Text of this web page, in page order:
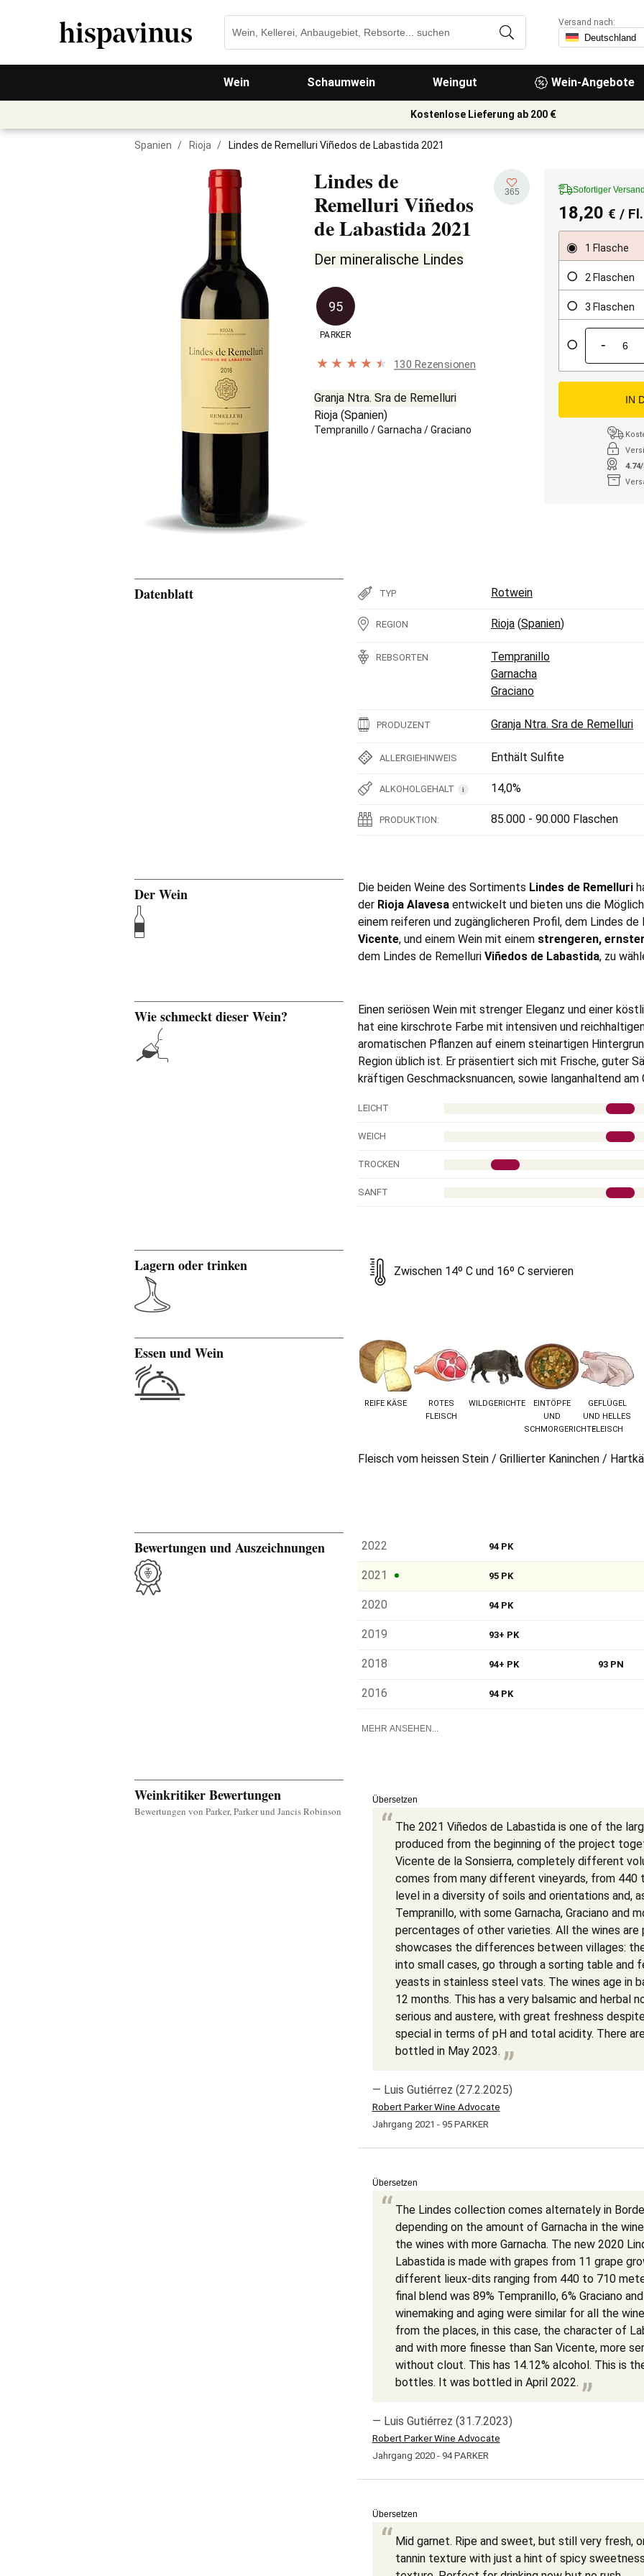
Wein Schaumwein Weingut Wein-Angebote
Versand nach:
Kostenlose Lieferung ab 200 €
Spanien / Rioja / Lindes de Remelluri Viñedos de Labastida 2021
Lindes de
Remelluri Viñedos
de Labastida2021
365
Der mineralische Lindes
95
PARKER
130 Rezensionen
Granja Ntra. Sra de Remelluri
Rioja (Spanien)
Tempranillo /Garnacha /Graciano
Sofortiger
18,20 € /
1 Flasche
2 Flaschen
3 Flaschen
-
IN
Datenblatt TYP Rotwein
REGION Rioja (Spanien)
REBSORTEN
Tempranillo
Garnacha
Graciano
PRODUZENT Granja Ntra. Sra de Remelluri
ALLERGIEHINWEIS Enthält Sulfite
ALKOHOLGEHALT i 14,0%
PRODUKTION: 85.000 - 90.000 Flaschen
Der Wein Die beiden Weine des Sortiments Lindes de Remelluri
der Rioja Alavesa entwickelt und bieten uns die
einem reiferen und zugänglicheren Profil, dem Lindes de
Vicente, und einem Wein mit einem strengeren,
dem Lindes de Remelluri Viñedos de Labastida, zu
Wie schmeckt dieser Wein?
Einen seriösen Wein mit strenger Eleganz und einer
hat eine kirschrote Farbe mit intensiven und
aromatischen Pflanzen auf einem steinartigen
Region üblich ist. Er präsentiert sich mit Frische, guter
kräftigen Geschmacksnuancen, sowie langanhaltend am
LEICHT
WEICH
TROCKEN
SANFT
Lagern oder trinken Zwischen 14º C und 16º C servieren
Essen und Wein
REIFE KÄSE
ROTES
FLEISCH
WILDGERICHTE
EINTÖPFE
UND
SCHMORGERICHTE
GEFLÜGEL
UND HELLES
FLEISCH
Fleisch vom heissen Stein / Grillierter Kaninchen /
Bewertungen und Auszeichnungen 2022 94 PK
2021 95 PK
2020 94 PK
2019 93+ PK
2018 94+ PK 93 PN
2016 94 PK
MEHR ANSEHEN...
Weinkritiker Bewertungen
Bewertungen von Parker, Parker und Jancis Robinson
Übersetzen
The 2021 Viñedos de Labastida is one of the
produced from the beginning of the project
Vicente de la Sonsierra, completely different
comes from many different vineyards, from 440
level in a diversity of soils and orientations and,
Tempranillo, with some Garnacha, Graciano and
percentages of other varieties. All the wines are
showcases the differences between villages:
into small cases, go through a sorting table and
yeasts in stainless steel vats. The wines age in
12 months. This has a very balsamic and herbal
serious and austere, with great freshness
special in terms of pH and total acidity. There
bottled in May 2023.
— Luis Gutiérrez (27.2.2025)
Robert Parker Wine Advocate
Jahrgang 2021 - 95 PARKER
Übersetzen
The Lindes collection comes alternately in
depending on the amount of Garnacha in the
the wines with more Garnacha. The new 2020
Labastida is made with grapes from 11 grape
different lieux-dits ranging from 440 to 710
final blend was 89% Tempranillo, 6% Graciano
winemaking and aging were similar for all the
from the places, in this case, the character of
and with more finesse than San Vicente, more
without clout. This has 14.12% alcohol. This is
bottles. It was bottled in April 2022.
— Luis Gutiérrez (31.7.2023)
Robert Parker Wine Advocate
Jahrgang 2020 - 94 PARKER
Übersetzen
Mid garnet. Ripe and sweet, but still very fresh,
tannin texture with just a hint of spicy